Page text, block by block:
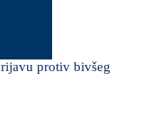
protiv bivšeg